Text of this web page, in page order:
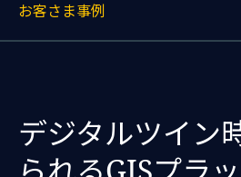
お客さま事例
各記事へのリンクを表示する
デジタルツイン